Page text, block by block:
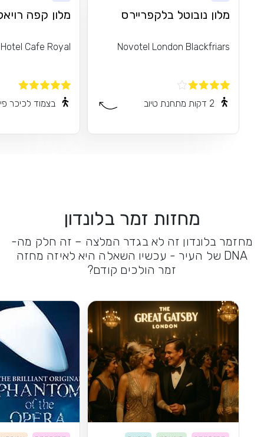
מלון נובוטל בלקפריירס
Novotel London Blackfriars
2 דקות מתחנת טיוב
מלון קפה
Hotel Cafe Royal
בצמוד לכיכר
מחזות זמר בלונדון
מחזמר בלונדון זה לא בגדר המלצה – זה חלק מה-
DNA של העיר - עכשיו השאלה היא לאיזה מחזה
זמר הולכים קודם?